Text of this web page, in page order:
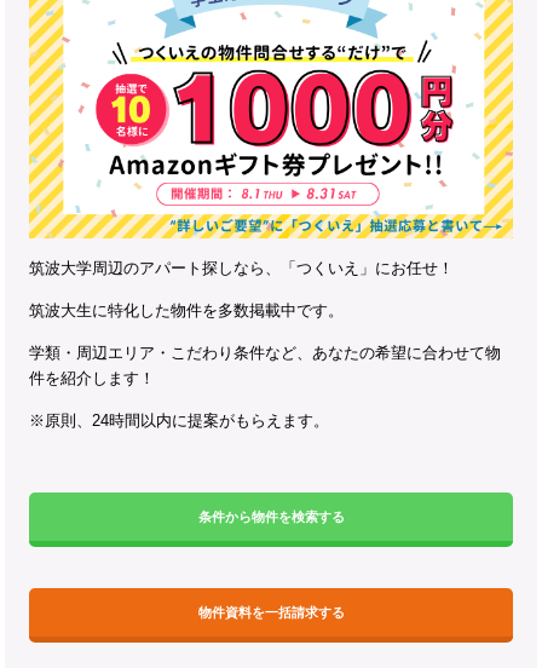
筑波大学周辺のアパート探しなら、「つくいえ」にお任せ！
筑波大生に特化した物件を多数掲載中です。
学類・周辺エリア・こだわり条件など、あなたの希望に合わせて物
件を紹介します！
※原則、24時間以内に提案がもらえます。
条件から物件を検索する
物件資料を一括請求する